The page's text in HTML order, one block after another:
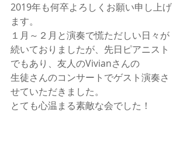
2019年も何卒よろしくお願い申し上げ
ます。
１月～２月と演奏で慌ただしい日々が
続いておりましたが、先日ピアニスト
でもあり、友人のVivianさんの
生徒さんのコンサートでゲスト演奏さ
せていただきました。
とても心温まる素敵な会でした！